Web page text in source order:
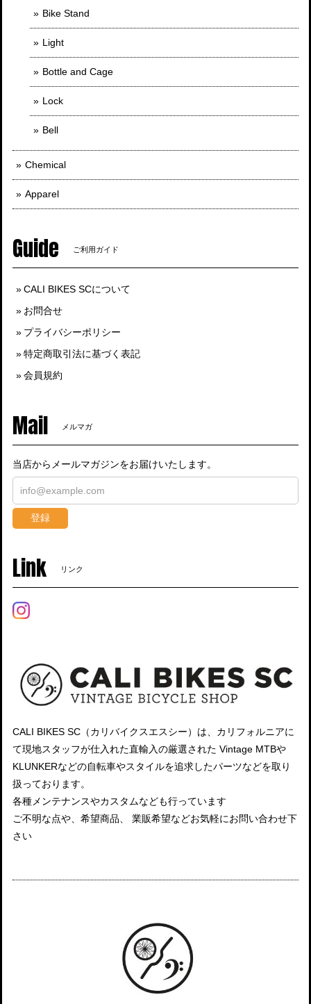
Bike Stand
Light
Bottle and Cage
Lock
Bell
Chemical
Apparel
Guide ご利用ガイド
CALI BIKES SCについて
お問合せ
プライバシーポリシー
特定商取引法に基づく表記
会員規約
Mail メルマガ
当店からメールマガジンをお届けいたします。
登録
Link リンク
CALI BIKES SC（カリバイクスエスシー）は、カリフォルニアに
て現地スタッフが仕入れた直輸入の厳選された Vintage MTBや
KLUNKERなどの自転車やスタイルを追求したパーツなどを取り
扱っております。
各種メンテナンスやカスタムなども行っています
ご不明な点や、希望商品、 業販希望などお気軽にお問い合わせ下
さい